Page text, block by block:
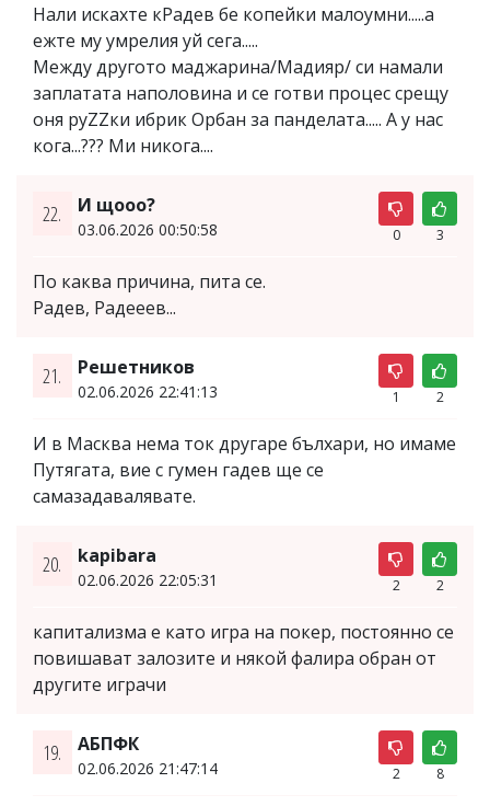
Нали искахте кРадев бе копейки малоумни.....а
ежте му умрелия уй сега.....
Между другото маджарина/Мадияр/ си намали
заплатата наполовина и се готви процес срещу
оня руZZки ибрик Орбан за панделата..... А у нас
кога...??? Ми никога....
22. И щооо?
03.06.2026 00:50:58 0 3
По каква причина, пита се.
Радев, Радееев...
21. Решетников
02.06.2026 22:41:13 1 2
И в Масква нема ток другаре бълхари, но имаме
Путягата, вие с гумен гадев ще се
самазадавалявате.
20. kapibara
02.06.2026 22:05:31 2 2
капитализма е като игра на покер, постоянно се
повишават залозите и някой фалира обран от
другите играчи
19. АБПФК
02.06.2026 21:47:14 2 8